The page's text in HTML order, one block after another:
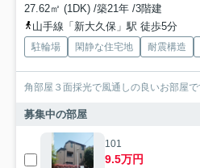
27.62㎡ (1DK) /築21年 /3階建
山手線「新大久保」駅 徒歩5分
駐輪場 閑静な住宅地 耐震構造
角部屋３面採光で風通しの良いお部屋
募集中の部屋
101
9.5万円